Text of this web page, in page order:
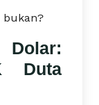
bukan?
Duta